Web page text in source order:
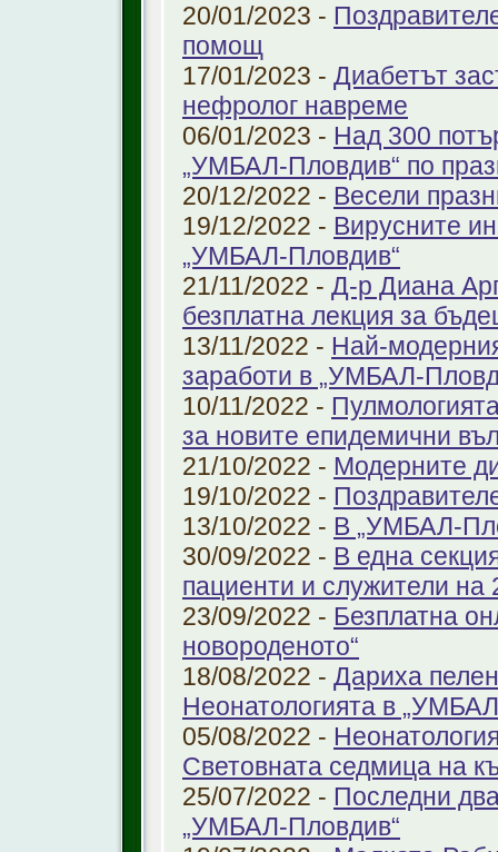
20/01/2023 -
помощ
17/01/2023 - Диабетът
нефролог навреме
06/01/2023 - Над 300
„УМБАЛ-Пловдив“ по
20/12/2022 - Весели
19/12/2022 - Вирусните
„УМБАЛ-Пловдив“
21/11/2022 - Д-р Диана
безплатна лекция за
13/11/2022 - Най-
заработи в „УМБАЛ-
10/11/2022 -
за новите епидемични
21/10/2022 - Модерните
19/10/2022 -
13/10/2022 - В „УМБАЛ-
30/09/2022 - В една
пациенти и служители на
23/09/2022 - Безплатна
новороденото“
18/08/2022 - Дариха
Неонатологията в
05/08/2022 -
Световната седмица на
25/07/2022 - Последни
„УМБАЛ-Пловдив“